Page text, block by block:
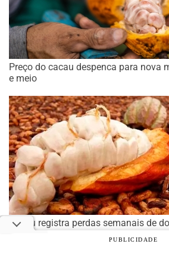
Preço do cacau despenca para nova
e meio
Cacau registra perdas semanais de
também recua
PUBLICIDADE